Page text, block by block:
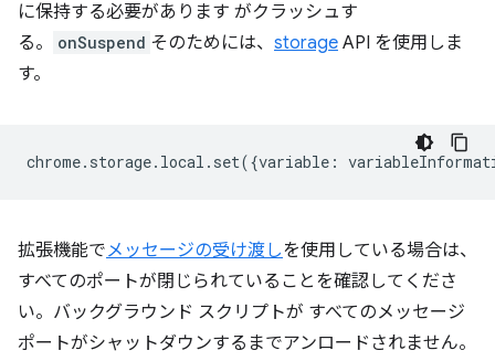
に保持する必要があります がクラッシュす
る。
onSuspend そのためには、 storage API を使用しま
す。
chrome. storage. local . set({variable :
拡張機能でメッセージの受け渡しを使用している場合は、
すべてのポートが閉じられていることを確認してくださ
い。バックグラウンド スクリプトが すべてのメッセージ
ポートがシャットダウンするまでアンロードされません。